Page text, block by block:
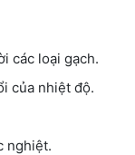
các loại gạch.
của nhiệt độ.
nghiệt.